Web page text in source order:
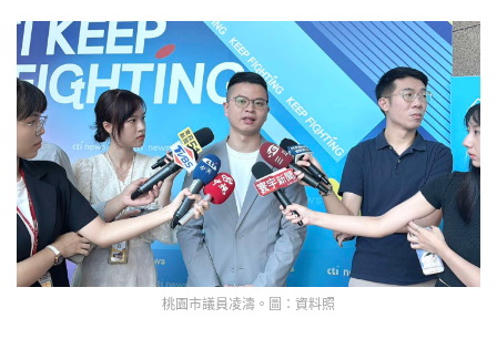
桃園市議員凌濤。圖：資料照